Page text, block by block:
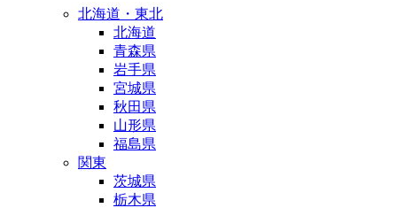
北海道・東北
北海道
青森県
岩手県
宮城県
秋田県
山形県
福島県
関東
茨城県
栃木県